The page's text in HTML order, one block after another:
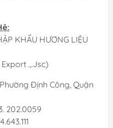
KHẨU HƯƠNG LIỆU
.,.Jsc)
Định Công, Quận
202.0059